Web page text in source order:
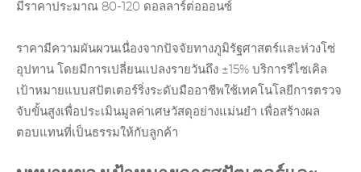
มีราคาประมาณ 80-120 ดอลลาร์ต่อออนซ์
ราคามีความผันผวนเนื่องจากปัจจัยทางภูมิรัฐศาสตร์และห่วงโซ่
อุปทาน โดยมีการเปลี่ยนแปลงรายวันถึง ±15% บริการรีไซเคิล
เป้าหมายแบบสปัตเตอร์ริ่งระดับมืออาชีพใช้เทคโนโลยีการตรวจ
จับขั้นสูงเพื่อประเมินมูลค่าเศษวัสดุอย่างแม่นยำ เพื่อสร้างผล
ตอบแทนที่เป็นธรรมให้กับลูกค้า